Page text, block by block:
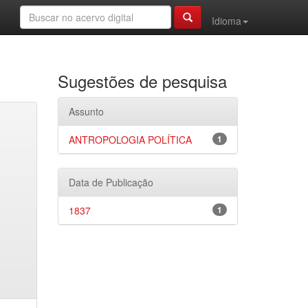
Idioma
Sugestões de pesquisa
Assunto
1
ANTROPOLOGIA POLÍTICA
Data de Publicação
1
1837